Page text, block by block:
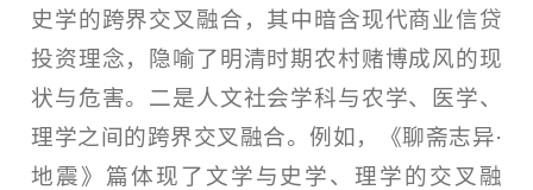
史学的跨界交叉融合，其中暗含现代商业信贷
投资理念，隐喻了明清时期农村赌博成风的现
状与危害。二是人文社会学科与农学、医学、
理学之间的跨界交叉融合。例如，《聊斋志异·
地震》篇体现了文学与史学、理学的交叉融